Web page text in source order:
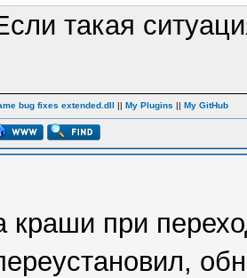
такая
bug fixes extended.dll || My Plugins || My GitHub
краши при